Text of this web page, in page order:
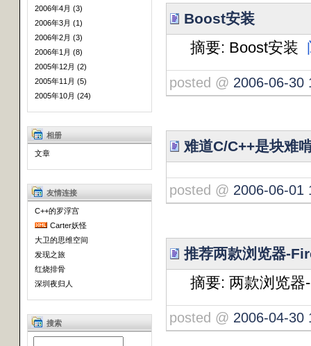
2006年4月 (3)
2006年3月 (1)
2006年2月 (3)
2006年1月 (8)
2005年12月 (2)
2005年11月 (5)
2005年10月 (24)
相册
文章
友情连接
C++的罗浮宫
Carter妖怪
大卫的思维空间
发现之旅
红烧排骨
深圳夜归人
搜索
Boost安装
摘要: Boost安装
posted @ 2006-06-30
难道C/C++是块难
posted @ 2006-06-01
推荐两款浏览器-
摘要: 两款浏览器
posted @ 2006-04-30